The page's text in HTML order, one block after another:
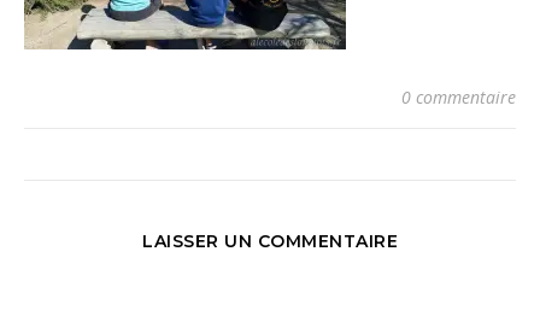
0 commentaire
LAISSER UN COMMENTAIRE